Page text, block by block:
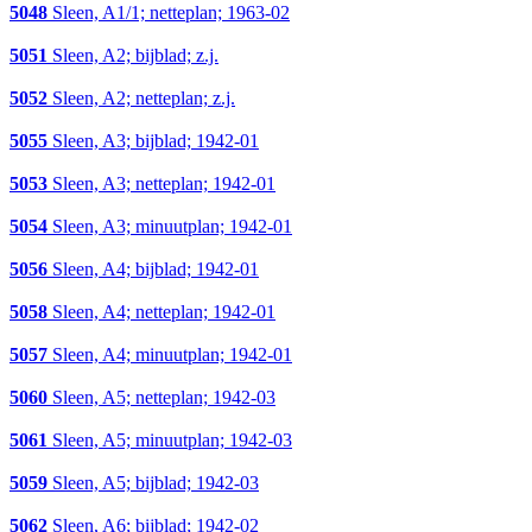
5048 Sleen, A1/1; netteplan; 1963-02
5051 Sleen, A2; bijblad; z.j.
5052 Sleen, A2; netteplan; z.j.
5055 Sleen, A3; bijblad; 1942-01
5053 Sleen, A3; netteplan; 1942-01
5054 Sleen, A3; minuutplan; 1942-01
5056 Sleen, A4; bijblad; 1942-01
5058 Sleen, A4; netteplan; 1942-01
5057 Sleen, A4; minuutplan; 1942-01
5060 Sleen, A5; netteplan; 1942-03
5061 Sleen, A5; minuutplan; 1942-03
5059 Sleen, A5; bijblad; 1942-03
5062 Sleen, A6; bijblad; 1942-02